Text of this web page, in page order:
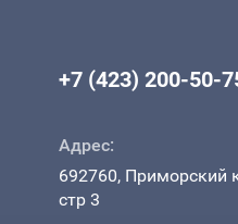
+7 (423) 200-50-
Адрес:
692760, Приморский
стр 3